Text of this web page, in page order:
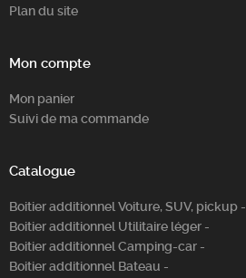
Plan du site
Mon compte
Mon panier
Suivi de ma commande
Catalogue
Boitier additionnel Voiture, SUV, pickup -
Boitier additionnel Utilitaire léger -
Boitier additionnel Camping-car -
Boitier additionnel Bateau -